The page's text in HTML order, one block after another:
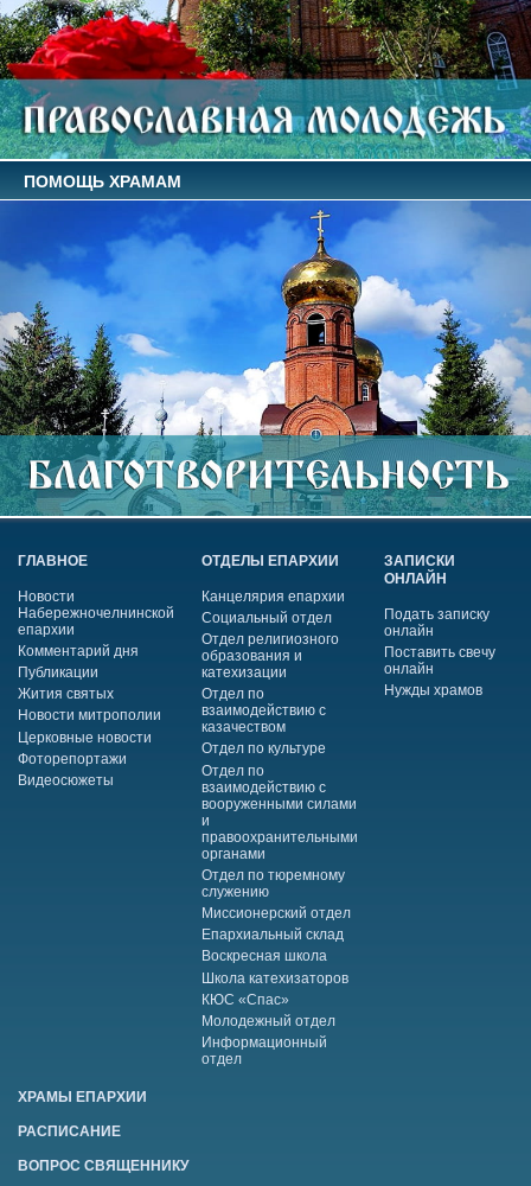
ПОМОЩЬ ХРАМАМ
ГЛАВНОЕ
Новости
Набережночелнинской
епархии
Комментарий дня
Публикации
Жития святых
Новости митрополии
Церковные новости
Фоторепортажи
Видеосюжеты
ОТДЕЛЫ ЕПАРХИИ
Канцелярия епархии
Социальный отдел
Отдел религиозного
образования и
катехизации
Отдел по
взаимодействию с
казачеством
Отдел по культуре
Отдел по
взаимодействию с
вооруженными силами
и
правоохранительными
органами
Отдел по тюремному
служению
Миссионерский отдел
Епархиальный склад
Воскресная школа
Школа катехизаторов
КЮС «Спас»
Молодежный отдел
Информационный
отдел
ЗАПИСКИ
ОНЛАЙН
Подать записку
онлайн
Поставить свечу
онлайн
Нужды храмов
ХРАМЫ ЕПАРХИИ
РАСПИСАНИЕ
ВОПРОС СВЯЩЕННИКУ